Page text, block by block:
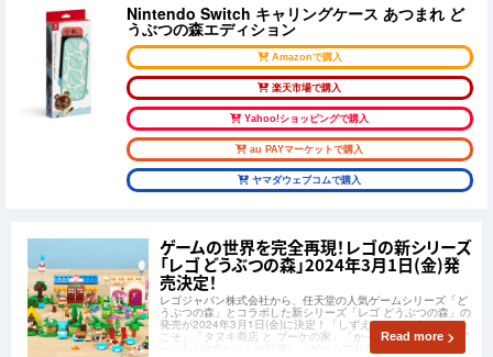
Nintendo Switch キャリングケース あつまれ ど
うぶつの森エディション
Amazonで購入
楽天市場で購入
Yahoo!ショッピングで購入
au PAYマーケットで購入
ヤマダウェブコムで購入
ゲームの世界を完全再現！レゴの新シリーズ
「レゴ どうぶつの森」2024年3月1日(金)発
売決定！
レゴジャパン株式会社から、任天堂の人気ゲームシリーズ「ど
うぶつの森」とコラボした新シリーズ「レゴ どうぶつの森」の
発売が2024年3月1日(金)に決定！「しずえさん、おうちによう
こそ」「タヌキ商店 と ブーケの家」「かっぺい の ボートツア
ー」などの5セットが登場し、ゲームでおなじみの風景がレゴ
Read more